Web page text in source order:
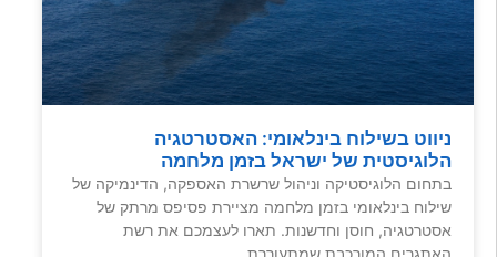
ניווט בשילוח בינלאומי: האסטרטגיה
הלוגיסטית של ישראל בזמן מלחמה
בתחום הלוגיסטיקה וניהול שרשרת האספקה, הדינמיקה של
שילוח בינלאומי בזמן מלחמה מציירת פסיפס מרתק של
אסטרטגיה, חוסן וחדשנות. תארו לעצמכם את רשת